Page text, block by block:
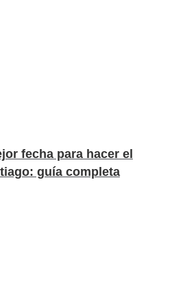
fecha para hacer el
guía completa